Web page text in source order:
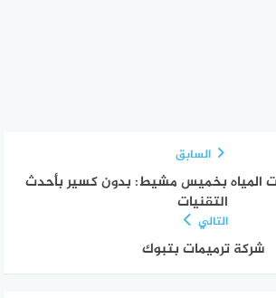
السابق
المياه بخميس مشيط: بدون كسير بأحدث
التقنيات
التالي
شركة ترميمات بتبوك